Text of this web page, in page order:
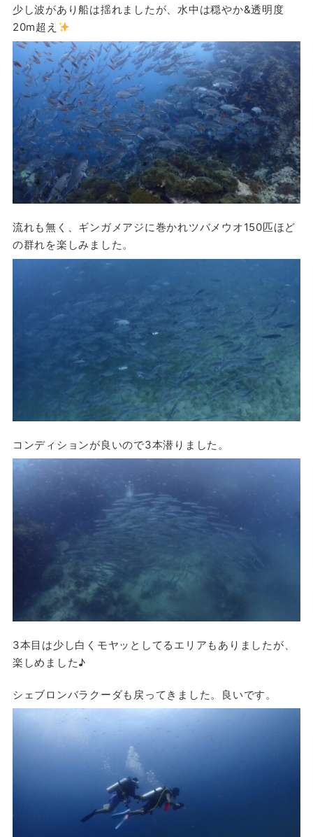
少し波があり船は揺れましたが、水中は穏やか&透明度
20m超え
流れも無く、ギンガメアジに巻かれツバメウオ150匹ほど
の群れを楽しみました。
コンディションが良いので3本潜りました。
3本目は少し白くモヤッとしてるエリアもありましたが、
楽しめました♪
シェブロンバラクーダも戻ってきました。良いです。